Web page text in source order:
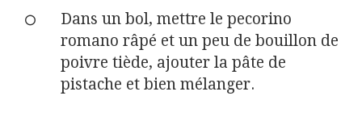
Dans un bol, mettre le pecorino
romano râpé et un peu de bouillon de
poivre tiède, ajouter la pâte de
pistache et bien mélanger.